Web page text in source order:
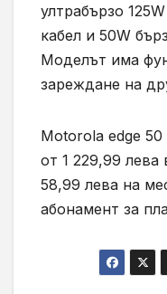
ултрабързо
кабел и 50W
Моделът има
зареждане на
Motorola edge
от 1 229,99 лева
58,99 лева на
абонамент за